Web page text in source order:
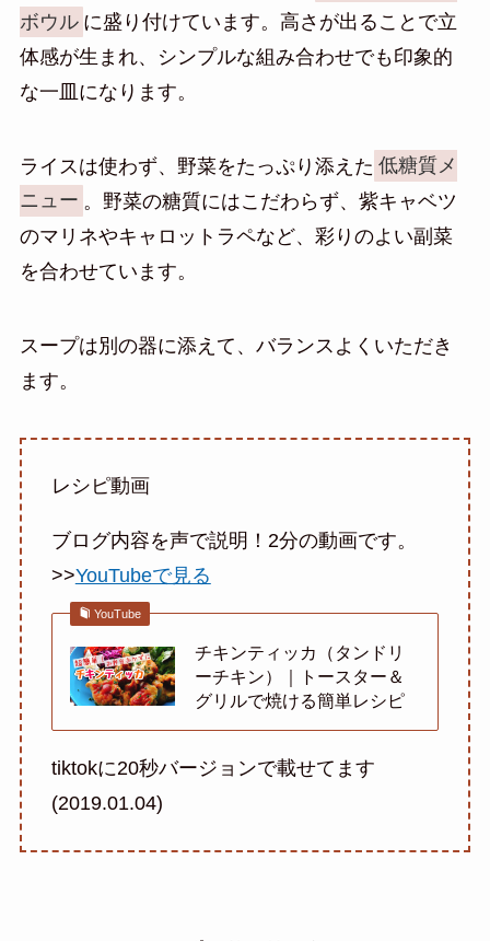
ボウル に盛り付けています。高さが出ることで立
体感が生まれ、シンプルな組み合わせでも印象的
な一皿になります。
ライスは使わず、野菜をたっぷり添えた 低糖質メ
ニュー 。野菜の糖質にはこだわらず、紫キャベツ
のマリネやキャロットラペなど、彩りのよい副菜
を合わせています。
スープは別の器に添えて、バランスよくいただき
ます。
レシピ動画
ブログ内容を声で説明！2分の動画です。
>>YouTubeで見る
YouTube
チキンティッカ（タンドリ
ーチキン）｜トースター＆
グリルで焼ける簡単レシピ
tiktokに20秒バージョンで載せてます
(2019.01.04)